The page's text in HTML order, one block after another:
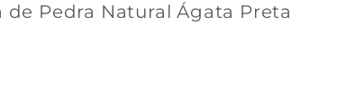
de Pedra Natural Ágata Preta